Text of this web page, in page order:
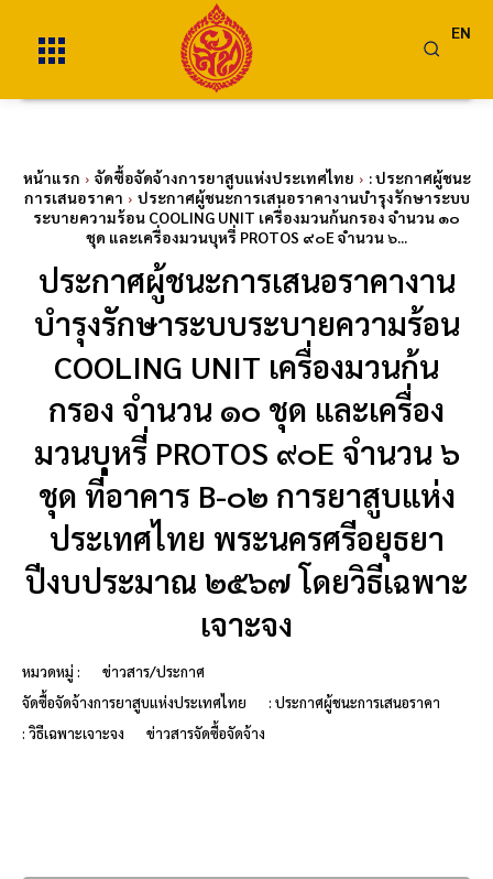
EN
หน้าแรก จัดซื้อจัดจ้างการยาสูบแห่งประเทศไทย
: ประกาศผู้ชนะ
การเสนอราคา
ประกาศผู้ชนะการเสนอราคางานบำรุงรักษาระบบ
ระบายความร้อน COOLING UNIT เครื่องมวนก้นกรอง จำนวน ๑๐
ชุด และเครื่องมวนบุหรี่ PROTOS ๙๐E จำนวน ๖...
ประกาศผู้ชนะการเสนอราคางาน
บำรุงรักษาระบบระบายความร้อน
COOLING UNIT เครื่องมวนก้น
กรอง จำนวน ๑๐ ชุด และเครื่อง
มวนบุหรี่ PROTOS ๙๐E จำนวน ๖
ชุด ที่อาคาร B-๐๒ การยาสูบแห่ง
ประเทศไทย พระนครศรีอยุธยา
ปีงบประมาณ ๒๕๖๗ โดยวิธีเฉพาะ
เจาะจง
หมวดหมู่ :
ข่าวสาร/ประกาศ
จัดซื้อจัดจ้างการยาสูบแห่งประเทศไทย
: ประกาศผู้ชนะการเสนอราคา
: วิธีเฉพาะเจาะจง
ข่าวสารจัดซื้อจัดจ้าง